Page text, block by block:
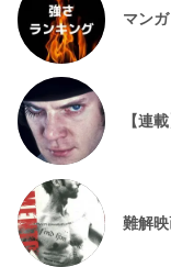
マン
【連
難解